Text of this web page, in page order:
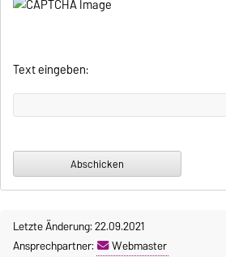
Text eingeben:
Letzte Änderung: 22.09.2021
Ansprechpartner:
Webmaster